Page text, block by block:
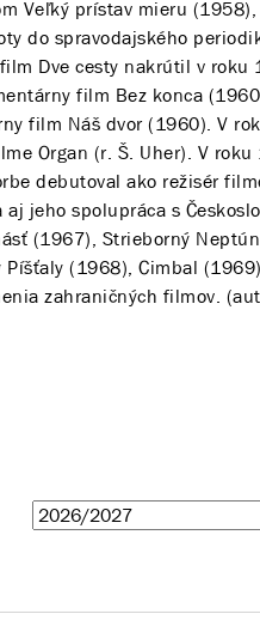
Veľký prístav mieru
do spravodajského
Dve cesty nakrútil v roku
film Bez konca
film Náš dvor (1960). V
Organ (r. Š. Uher). V
debutoval ako režisér
aj jeho spolupráca s
(1967), Strieborný
(1968), Cimbal
zahraničných filmov.